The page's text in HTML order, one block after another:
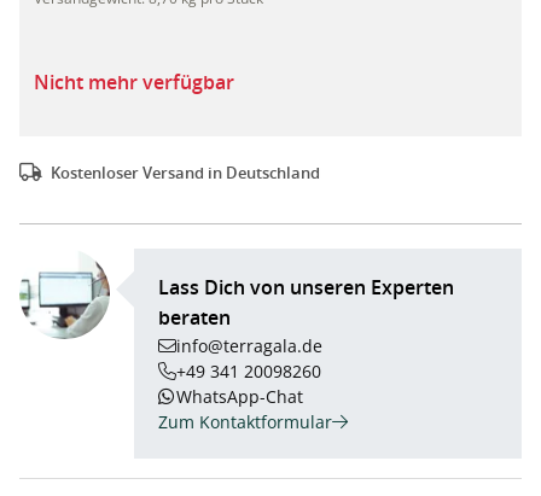
Nicht mehr verfügbar
Kostenloser Versand in Deutschland
Lass Dich von unseren Experten
beraten
info@terragala.de
+49 341 20098260
WhatsApp-Chat
Zum Kontaktformular